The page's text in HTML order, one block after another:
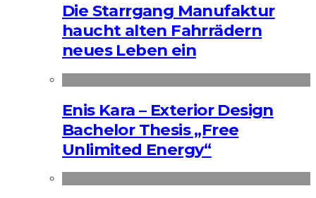
Die Starrgang Manufaktur
haucht alten Fahrrädern
neues Leben ein
Enis Kara – Exterior Design
Bachelor Thesis „Free
Unlimited Energy“